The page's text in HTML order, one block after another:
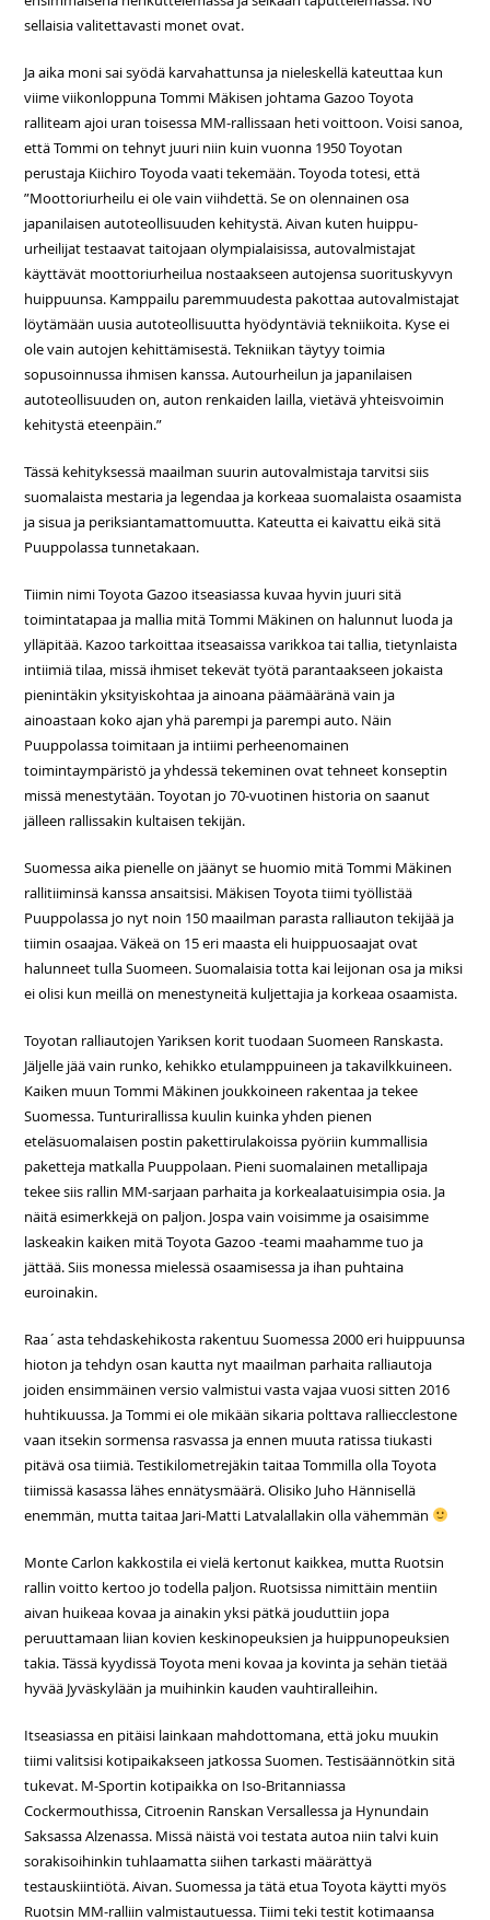
sellaisia valitettavasti monet ovat.
Ja aika moni sai syödä karvahattunsa ja nieleskellä kateuttaa kun
viime viikonloppuna Tommi Mäkisen johtama Gazoo Toyota
ralliteam ajoi uran toisessa MM-rallissaan heti voittoon. Voisi sanoa,
että Tommi on tehnyt juuri niin kuin vuonna 1950 Toyotan
perustaja Kiichiro Toyoda vaati tekemään. Toyoda totesi, että
”Moottoriurheilu ei ole vain viihdettä. Se on olennainen osa
japanilaisen autoteollisuuden kehitystä. Aivan kuten huippu-
urheilijat testaavat taitojaan olympialaisissa, autovalmistajat
käyttävät moottoriurheilua nostaakseen autojensa suorituskyvyn
huippuunsa. Kamppailu paremmuudesta pakottaa autovalmistajat
löytämään uusia autoteollisuutta hyödyntäviä tekniikoita. Kyse ei
ole vain autojen kehittämisestä. Tekniikan täytyy toimia
sopusoinnussa ihmisen kanssa. Autourheilun ja japanilaisen
autoteollisuuden on, auton renkaiden lailla, vietävä yhteisvoimin
kehitystä eteenpäin.”
Tässä kehityksessä maailman suurin autovalmistaja tarvitsi siis
suomalaista mestaria ja legendaa ja korkeaa suomalaista osaamista
ja sisua ja periksiantamattomuutta. Kateutta ei kaivattu eikä sitä
Puuppolassa tunnetakaan.
Tiimin nimi Toyota Gazoo itseasiassa kuvaa hyvin juuri sitä
toimintatapaa ja mallia mitä Tommi Mäkinen on halunnut luoda ja
ylläpitää. Kazoo tarkoittaa itseasaissa varikkoa tai tallia, tietynlaista
intiimiä tilaa, missä ihmiset tekevät työtä parantaakseen jokaista
pienintäkin yksityiskohtaa ja ainoana päämääränä vain ja
ainoastaan koko ajan yhä parempi ja parempi auto. Näin
Puuppolassa toimitaan ja intiimi perheenomainen
toimintaympäristö ja yhdessä tekeminen ovat tehneet konseptin
missä menestytään. Toyotan jo 70-vuotinen historia on saanut
jälleen rallissakin kultaisen tekijän.
Suomessa aika pienelle on jäänyt se huomio mitä Tommi Mäkinen
rallitiiminsä kanssa ansaitsisi. Mäkisen Toyota tiimi työllistää
Puuppolassa jo nyt noin 150 maailman parasta ralliauton tekijää ja
tiimin osaajaa. Väkeä on 15 eri maasta eli huippuosaajat ovat
halunneet tulla Suomeen. Suomalaisia totta kai leijonan osa ja miksi
ei olisi kun meillä on menestyneitä kuljettajia ja korkeaa osaamista.
Toyotan ralliautojen Yariksen korit tuodaan Suomeen Ranskasta.
Jäljelle jää vain runko, kehikko etulamppuineen ja takavilkkuineen.
Kaiken muun Tommi Mäkinen joukkoineen rakentaa ja tekee
Suomessa. Tunturirallissa kuulin kuinka yhden pienen
eteläsuomalaisen postin pakettirulakoissa pyöriin kummallisia
paketteja matkalla Puuppolaan. Pieni suomalainen metallipaja
tekee siis rallin MM-sarjaan parhaita ja korkealaatuisimpia osia. Ja
näitä esimerkkejä on paljon. Jospa vain voisimme ja osaisimme
laskeakin kaiken mitä Toyota Gazoo -teami maahamme tuo ja
jättää. Siis monessa mielessä osaamisessa ja ihan puhtaina
euroinakin.
Raa´asta tehdaskehikosta rakentuu Suomessa 2000 eri huippuunsa
hioton ja tehdyn osan kautta nyt maailman parhaita ralliautoja
joiden ensimmäinen versio valmistui vasta vajaa vuosi sitten 2016
huhtikuussa. Ja Tommi ei ole mikään sikaria polttava ralliecclestone
vaan itsekin sormensa rasvassa ja ennen muuta ratissa tiukasti
pitävä osa tiimiä. Testikilometrejäkin taitaa Tommilla olla Toyota
tiimissä kasassa lähes ennätysmäärä. Olisiko Juho Hännisellä
enemmän, mutta taitaa Jari-Matti Latvalallakin olla vähemmän
Monte Carlon kakkostila ei vielä kertonut kaikkea, mutta Ruotsin
rallin voitto kertoo jo todella paljon. Ruotsissa nimittäin mentiin
aivan huikeaa kovaa ja ainakin yksi pätkä jouduttiin jopa
peruuttamaan liian kovien keskinopeuksien ja huippunopeuksien
takia. Tässä kyydissä Toyota meni kovaa ja kovinta ja sehän tietää
hyvää Jyväskylään ja muihinkin kauden vauhtiralleihin.
Itseasiassa en pitäisi lainkaan mahdottomana, että joku muukin
tiimi valitsisi kotipaikakseen jatkossa Suomen. Testisäännötkin sitä
tukevat. M-Sportin kotipaikka on Iso-Britanniassa
Cockermouthissa, Citroenin Ranskan Versallessa ja Hynundain
Saksassa Alzenassa. Missä näistä voi testata autoa niin talvi kuin
sorakisoihinkin tuhlaamatta siihen tarkasti määrättyä
testauskiintiötä. Aivan. Suomessa ja tätä etua Toyota käytti myös
Ruotsin MM-ralliin valmistautuessa. Tiimi teki testit kotimaansa